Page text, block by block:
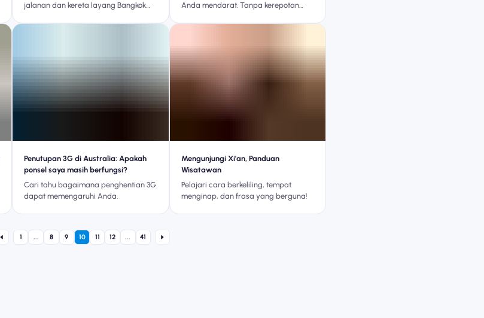
jalanan dan kereta layang Bangkok
Anda mendarat. Tanpa kerepotan
Penutupan 3G di Australia: Apakah
ponsel saya masih berfungsi?
Cari tahu bagaimana penghentian 3G
dapat memengaruhi Anda.
Mengunjungi Xi'an, Panduan
Wisatawan
Pelajari cara berkeliling, tempat
menginap, dan frasa yang berguna!
1 ... 8 9 10 11 12 ... 41